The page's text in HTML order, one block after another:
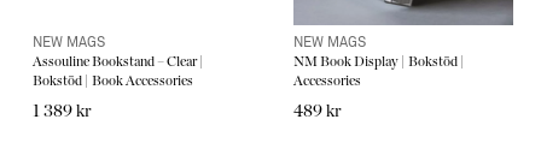
NEW MAGS
Assouline Bookstand – Clear |
Bokstöd | Book Accessories
1 389 kr
NEW MAGS
NM Book Display | Bokstöd |
Accessories
489 kr